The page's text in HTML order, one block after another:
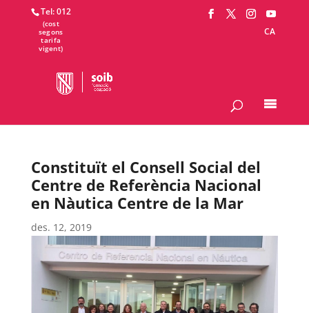
Tel: 012
CA
Constituït el Consell Social del
Centre de Referència Nacional
en Nàutica Centre de la Mar
des. 12, 2019